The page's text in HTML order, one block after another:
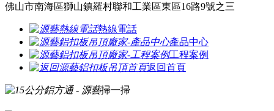
佛山市南海區獅山鎮羅村聯和工業區東區16路9號之三
熱線電話
產品中心
工程案例
返回首頁
掃一掃